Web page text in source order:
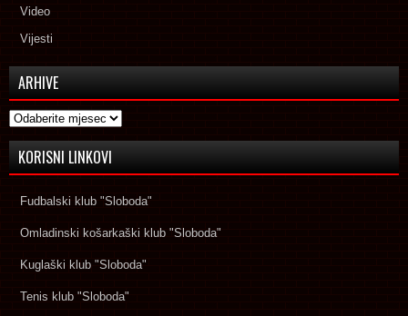
Video
Vijesti
ARHIVE
Arhive
KORISNI LINKOVI
Fudbalski klub "Sloboda"
Omladinski košarkaški klub "Sloboda"
Kuglaški klub "Sloboda"
Tenis klub "Sloboda"